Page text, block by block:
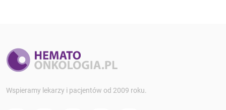
Wspieramy lekarzy i pacjentów od 2009 roku.